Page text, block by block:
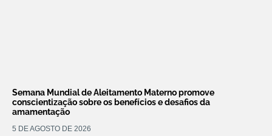
Semana Mundial de Aleitamento Materno promove
conscientização sobre os benefícios e desafios da
amamentação
5 DE AGOSTO DE 2026